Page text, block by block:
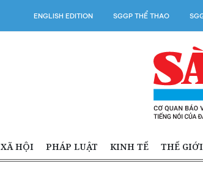
ENGLISH EDITION SGGP THỂ THAO
XÃ HỘI PHÁP LUẬT KINH TẾ THẾ GIỚI